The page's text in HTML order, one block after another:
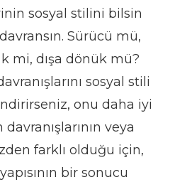
sosyal stilini bilsin
Sürücü mü,
mi, dışa dönük mü?
sosyal stili
onu daha iyi
veya
farklı olduğu için,
bir sonucu